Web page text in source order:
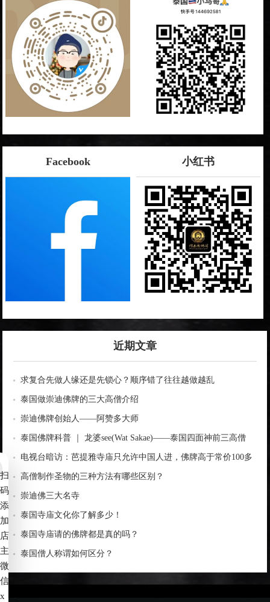
Facebook 小红书
近期文章
求复合先做人缘还是先锁心？顺序错了往往越做越乱
泰国做崇迪佛牌的三大高僧介绍
崇迪佛牌创始人——阿赞多大师
泰国佛牌科普 ｜ 龙婆see(Wat Sakae)——泰国四面神前三高僧
电视台暗访：芭提雅寺庙只允许中国人进，佛牌高于常价100多
倍！
高僧制作圣物的三种方法有哪些区别？
崇迪佛三大名寺
泰国寺庙文化你了解多少！
泰国寺庙请的佛牌都是真的吗？
泰国僧人称谓如何区分？
扫
码
添
加
店
主
微
信
x